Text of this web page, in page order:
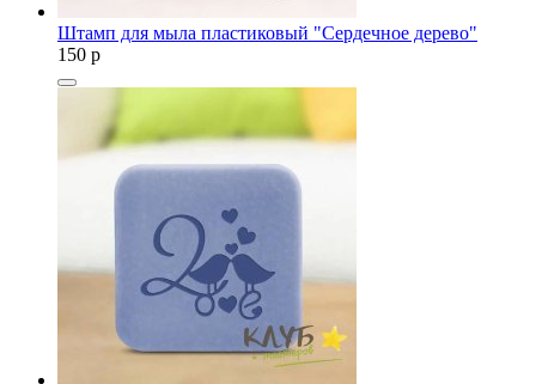
Штамп для мыла пластиковый "Сердечное дерево"
150 p